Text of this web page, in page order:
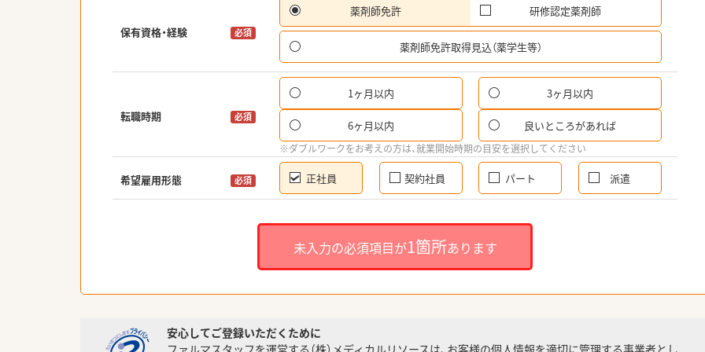
保有資格・経験 必須
薬剤師免許 研修認定薬剤師
薬剤師免許取得見込（薬学生等）
転職時期 必須
1ヶ月以内 3ヶ月以内
6ヶ月以内 良いところがあれば
※ダブルワークをお考えの方は、就業開始時期の目安を選択してください
希望雇用形態 必須 正社員 契約社員 パート 派遣
未入力の必須項目が1箇所あります
安心してご登録いただくために